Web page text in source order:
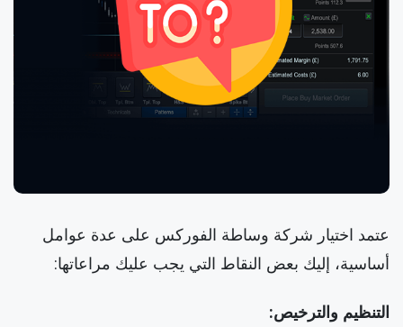
عتمد اختيار شركة وساطة الفوركس على عدة عوامل
أساسية، إليك بعض النقاط التي يجب عليك مراعاتها:
التنظيم والترخيص: